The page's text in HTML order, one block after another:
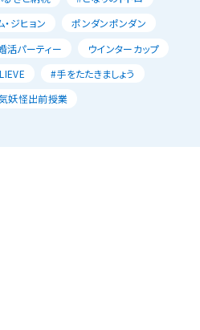
・ジヒョン
ポンダンポンダン
活パーティー
ウインターカップ
#手をたたきましょう
妖怪出前授業